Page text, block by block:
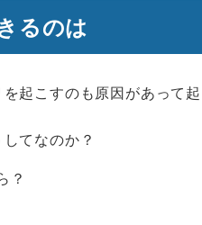
るのは
起こすのも原因があって起
てなのか？
？